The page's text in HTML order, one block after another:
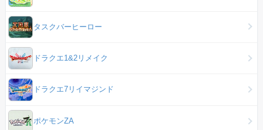
タスクバーヒーロー
ドラクエ1&2リメイク
ドラクエ7リイマジンド
ポケモンZA